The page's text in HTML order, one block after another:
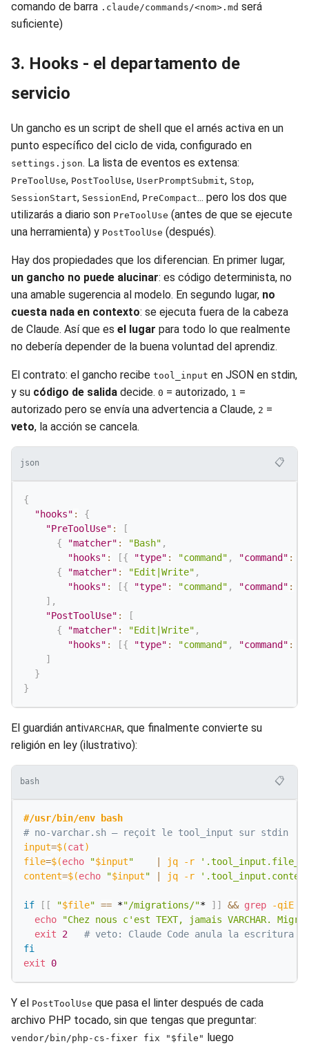
comando de barra .claude/commands/<nom>.md será
suficiente)
3. Hooks - el departamento de
servicio
Un gancho es un script de shell que el arnés activa en un
punto específico del ciclo de vida, configurado en
settings.json. La lista de eventos es extensa:
PreToolUse, PostToolUse, UserPromptSubmit, Stop,
SessionStart, SessionEnd, PreCompact... pero los dos que
utilizarás a diario son PreToolUse (antes de que se ejecute
una herramienta) y PostToolUse (después).
Hay dos propiedades que los diferencian. En primer lugar,
un gancho no puede alucinar: es código determinista, no
una amable sugerencia al modelo. En segundo lugar, no
cuesta nada en contexto: se ejecuta fuera de la cabeza
de Claude. Así que es el lugar para todo lo que realmente
no debería depender de la buena voluntad del aprendiz.
El contrato: el gancho recibe tool_input en JSON en stdin,
y su código de salida decide. 0 = autorizado, 1 =
autorizado pero se envía una advertencia a Claude, 2 =
veto, la acción se cancela.
json 📋
{
"hooks" :
{
"PreToolUse" :
[
{
"matcher" : "Bash" ,
"hooks" : [{ "type" : "command" , "command" :
{
"matcher" : "Edit|Write" ,
"hooks" : [{ "type" : "command" , "command" :
] ,
"PostToolUse" :
[
{
"matcher" : "Edit|Write" ,
"hooks" : [{ "type" : "command" , "command" :
]
}
}
El guardián antiVARCHAR, que finalmente convierte su
religión en ley (ilustrativo):
bash 📋
#/usr/bin/env bash
# no-varchar.sh — reçoit le tool_input sur stdin
input=$(cat)
file=$(echo "$input" jq -r
content=$(echo "$input" jq -r
if [ [ "$file" == *"/migrations/"* ] ] && grep -qiE
echo
"Chez nous c'est TEXT, jamais VARCHAR.
exit
2
# veto: Claude Code anula la escritura
fi
exit
0
Y el PostToolUse que pasa el linter después de cada
archivo PHP tocado, sin que tengas que preguntar:
vendor/bin/php-cs-fixer fix "$file" luego